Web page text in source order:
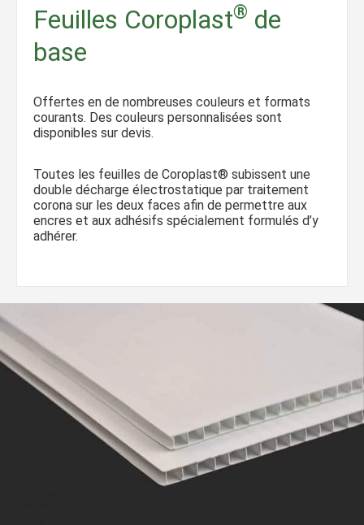
Feuilles Coroplast® de
base
Offertes en de nombreuses couleurs et formats
courants. Des couleurs personnalisées sont
disponibles sur devis.
Toutes les feuilles de Coroplast® subissent une
double décharge électrostatique par traitement
corona sur les deux faces afin de permettre aux
encres et aux adhésifs spécialement formulés d’y
adhérer.